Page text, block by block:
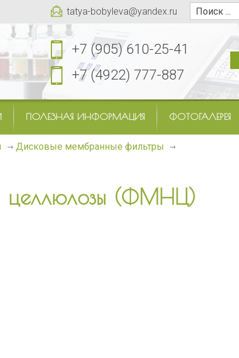
tatya-bobyleva@yandex.ru
+7 (905) 610-25-41
+7 (4922) 777-887
ПОЛЕЗНАЯ ИНФОРМАЦИЯ ФОТОГАЛЕРЕЯ
Дисковые мембранные фильтры
целлюлозы (ФМНЦ)